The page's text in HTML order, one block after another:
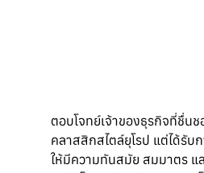
ตอบโจทย์เจ้าของธุรกิจที่ชื่น
คลาสสิกสไตล์ยุโรป แต่ได้รั
ให้มีความทันสมัย สมมาตร แ